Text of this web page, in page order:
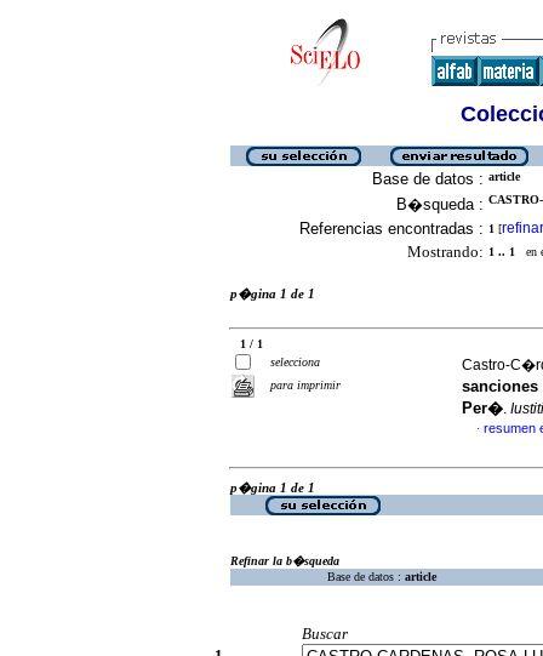
Base de datos : article
B�squeda :
Referencias encontradas : 1 [refinar
Mostrando: 1 .. 1 en
p�gina 1 de 1
1 / 1
selecciona
para imprimir
Castro-
Per�.
· resumen
p�gina 1 de 1
Refinar la b�squeda
Base de datos : article
Buscar